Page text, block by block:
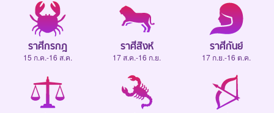
ราศีกรกฎ
15 ก.ค.-16 ส.ค.
ราศีสิงห์
17 ส.ค.-16 ก.ย.
ราศีกันย์
17 ก.ย.-16 ต.ค.